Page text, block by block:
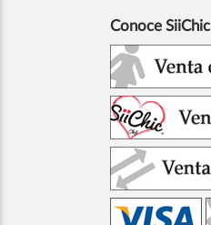
Conoce SiiChic